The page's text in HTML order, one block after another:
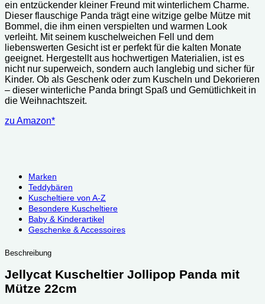
ein entzückender kleiner Freund mit winterlichem Charme.
Dieser flauschige Panda trägt eine witzige gelbe Mütze mit
Bommel, die ihm einen verspielten und warmen Look
verleiht. Mit seinem kuschelweichen Fell und dem
liebenswerten Gesicht ist er perfekt für die kalten Monate
geeignet. Hergestellt aus hochwertigen Materialien, ist es
nicht nur superweich, sondern auch langlebig und sicher für
Kinder. Ob als Geschenk oder zum Kuscheln und Dekorieren
– dieser winterliche Panda bringt Spaß und Gemütlichkeit in
die Weihnachtszeit.
zu Amazon*
Marken
Teddybären
Kuscheltiere von A-Z
Besondere Kuscheltiere
Baby & Kinderartikel
Geschenke & Accessoires
Beschreibung
Jellycat Kuscheltier Jollipop Panda mit
Mütze 22cm